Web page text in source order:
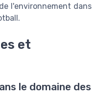
l'environnement dans
et
le domaine des